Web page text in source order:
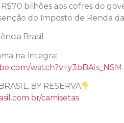
bilhões aos cofres do
do Imposto de Renda da
Brasil
na íntegra:
watch?v=y3bBAIs_NSM
BY RESERVA
camisetas